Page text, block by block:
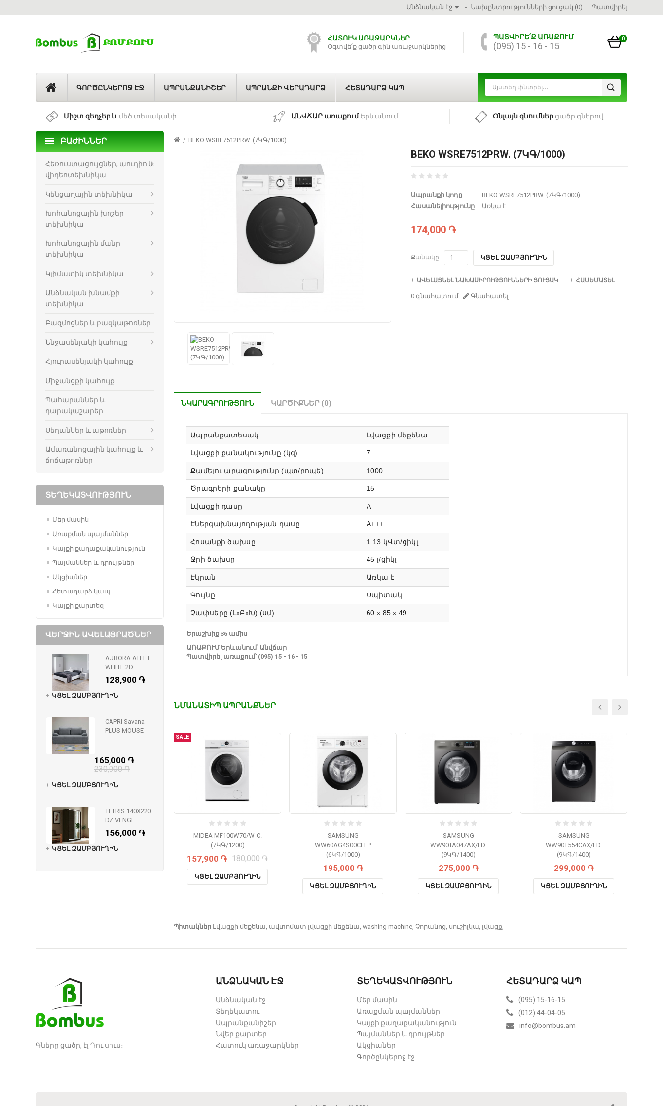
Անձնական էջ Նախընտրությունների ցուցակ (0) Պատվիրել
0
ՀԱՏՈՒԿ ԱՌԱՋԱՐԿՆԵՐ
Օգտվե՛ք ցածր գին առաջարկներից
ՊԱՏՎԻՐԵ՛Ք ԱՌԱՔՈՒՄ
(095) 15 - 16 - 15
ԳՈՐԾԸՆԿԵՐՈՋ ԷՋ ԱՊՐԱՆՔԱՆԻՇԵՐ ԱՊՐԱՆՔԻ ՎԵՐԱԴԱՐՁ ՀԵՏԱԴԱՐՁ ԿԱՊ
Միշտ զեղչեր ևմեծ տեսականի ԱՆՎՃԱՐ առաքումԵրևանում Օնլայն գնումներցածր գներով
ԲԱԺԻՆՆԵՐ
Հեռուստացույցներ, աուդիո և
վիդեոտեխնիկա
Կենցաղային տեխնիկա
Խոհանոցային խոշեր
տեխնիկա
Խոհանոցային մանր
տեխնիկա
Կլիմատիկ տեխնիկա
Անձնական խնամքի
տեխնիկա
Բազմոցներ և բազկաթոռներ
Ննջասենյակի կահույք
Հյուրասենյակի կահույք
Միջանցքի կահույք
Պահարաններ և
դարակաշարեր
Սեղաններ և աթոռներ
Ամառանոցային կահույք և
ճոճաթոռներ
ՏԵՂԵԿԱՏՎՈՒԹՅՈՒՆ
Մեր մասին
Առաքման պայմաններ
Կայքի քաղաքականություն
Պայմաններ և դրույթներ
Ակցիաներ
Հետադարձ կապ
Կայքի քարտեզ
ՎԵՐՋԻՆ ԱՎԵԼԱՑՐԱԾՆԵՐ
AURORA ATELIE
WHITE 2D
128,900 ֏
ԿՑԵԼ ԶԱՄԲՅՈՒՂԻՆ
CAPRI Savana
PLUS MOUSE
165,000 ֏
230,000 ֏
ԿՑԵԼ ԶԱՄԲՅՈՒՂԻՆ
TETRIS 140X220
DZ VENGE
156,000 ֏
ԿՑԵԼ ԶԱՄԲՅՈՒՂԻՆ
BEKO WSRE7512PRW. (7ԿԳ/1000)
BEKO WSRE7512PRW. (7ԿԳ/1000)
Ապրանքի կոդը
BEKO WSRE7512PRW. (7ԿԳ/1000)
Հասանելիությունը
Առկա է
174,000 ֏
Քանակը ԿՑԵԼ ԶԱՄԲՅՈՒՂԻՆ
ԱՎԵԼԱՑՆԵԼ ՆԱԽԱՍԻՐՈՒԹՅՈՒՆՆԵՐԻ ՑՈՒՑԱԿ ՀԱՄԵՄԱՏԵԼ
0 գնահատում Գնահատել
ՆԿԱՐԱԳՐՈՒԹՅՈՒՆ ԿԱՐԾԻՔՆԵՐ (0)
Ապրանքատեսակ Լվացքի մեքենա
Լվացքի քանակությունը (կգ) 7
Քամելու արագությունը (պտ/րոպե) 1000
Ծրագրերի քանակը 15
Լվացքի դասը А
Էներգախնայողության դասը A+++
Հոսանքի ծախսը 1.13 կՎտ/ցիկլ
Ջրի ծախսը 45 լ/ցիկլ
Էկրան Առկա է
Գույնը Սպիտակ
Չափսերը (ԼxԲxԽ) (սմ) 60 x 85 x 49
Երաշխիք 36 ամիս
ԱՌԱՔՈՒՄ Երևանում՝ Անվճար
Պատվիրել առաքում՝ (095) 15 - 16 - 15
ՆՄԱՆԱՏԻՊ ԱՊՐԱՆՔՆԵՐ
SALE
MIDEA MF100W70/W-C.
(7ԿԳ/1200)
157,900 ֏ 180,000 ֏
ԿՑԵԼ ԶԱՄԲՅՈՒՂԻՆ
SAMSUNG
WW60AG4S00CELP.
(6ԿԳ/1000)
195,000 ֏
ԿՑԵԼ ԶԱՄԲՅՈՒՂԻՆ
SAMSUNG
WW90TA047AX/LD.
(9ԿԳ/1400)
275,000 ֏
ԿՑԵԼ ԶԱՄԲՅՈՒՂԻՆ
SAMSUNG
WW90T554CAX/LD.
(9ԿԳ/1400)
299,000 ֏
ԿՑԵԼ ԶԱՄԲՅՈՒՂԻՆ
Պիտակներ Լվացքի մեքենա, ավտոմատ լվացքի մեքենա,washing machine, Չորանոց, սուշիլկա, լվացք,
Գները ցածր, էլ Դու սուս։
ԱՆՁՆԱԿԱՆ ԷՋ
Անձնական էջ
Տեղեկատու
Ապրանքանիշեր
Նվեր քարտեր
Հատուկ առաջարկներ
ՏԵՂԵԿԱՏՎՈՒԹՅՈՒՆ
Մեր մասին
Առաքման պայմաններ
Կայքի քաղաքականություն
Պայմաններ և դրույթներ
Ակցիաներ
Գործընկերոջ էջ
ՀԵՏԱԴԱՐՁ ԿԱՊ
(095) 15-16-15
(012) 44-04-05
info@bombus.am